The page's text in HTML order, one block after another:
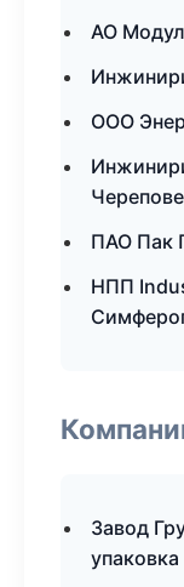
АО
ООО
ПАО Пак
НПП
Завод
упаковка